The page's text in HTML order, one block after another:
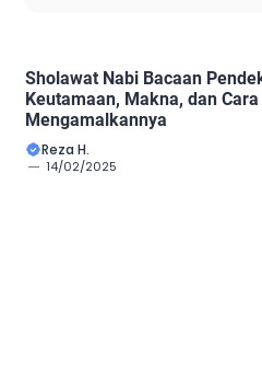
Sholawat Nabi Bacaan
Keutamaan, Makna, dan
Mengamalkannya
Reza H.
14/02/2025